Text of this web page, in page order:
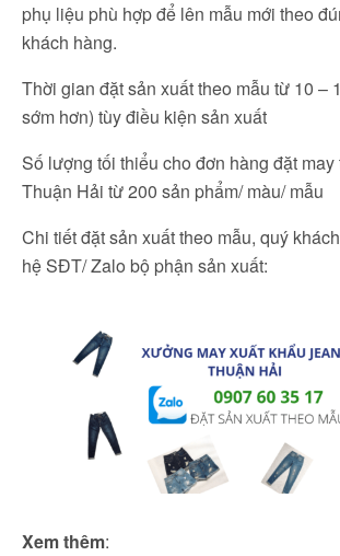
phụ liệu phù hợp để lên mẫu mới theo
khách hàng.
Thời gian đặt sản xuất theo mẫu từ 10 –
sớm hơn) tùy điều kiện sản xuất
Số lượng tối thiểu cho đơn hàng đặt
Thuận Hải từ 200 sản phẩm/ màu/ mẫu
Chi tiết đặt sản xuất theo mẫu, quý
hệ SĐT/ Zalo bộ phận sản xuất:
Xem thêm: